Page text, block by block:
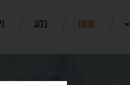
אנחנו בלוג